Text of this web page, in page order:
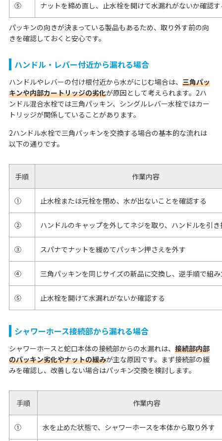
⑤ ナットを締め直し、止水栓を開けて水漏れがないか確認
パッキンの向きが決まっている製品もあるため、取り外す前の向
きを確認しておくと安心です。
ハンドル・レバー付近から漏れる場合
ハンドルやレバーの付け根付近から水がにじむ場合は、 三角パッ
キンや内部カートリッジの劣化が原因として考えられます。2ハ
ンドル混合水栓では三角パッキン、シングルレバー水栓ではカー
トリッジが関係していることがあります。
2ハンドル水栓で三角パッキンを交換する場合の基本的な流れは
以下の通りです。
手順 作業内容
① 止水栓または元栓を閉め、水が出ないことを確認する
② ハンドルのキャップを外してネジを取り、ハンドルを引
③ スパナでナットを緩めてパッキン押さえを外す
④ 三角パッキンを同じサイズの新品に交換し、逆手順で組
⑤ 止水栓を開けて水漏れがないか確認する
シャワーホース接続部から漏れる場合
シャワーホースと蛇口本体の接続部からの水漏れは、 接続部内部
のパッキン劣化やナットの緩みが主な原因です。まず接続部の緩
みを確認し、改善しない場合はパッキン交換を検討します。
手順 作業内容
① 水を止めた状態で、シャワーホースを本体から取り外す